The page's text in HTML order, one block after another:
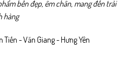
bền đẹp, êm chân, mang đến trải
hàng
Tiến - Văn Giang - Hưng Yên